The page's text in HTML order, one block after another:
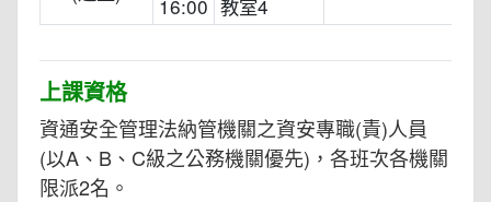
16:00 教室4
上課資格
資通安全管理法納管機關之資安專職(責)人員
(以A、B、C級之公務機關優先)，各班次各機關
限派2名。